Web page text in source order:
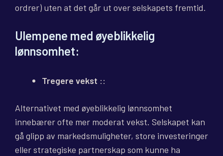
ordrer) uten at det går ut over selskapets fremtid.
Ulempene med øyeblikkelig
lønnsomhet:
Tregere vekst ::
Alternativet med øyeblikkelig lønnsomhet
innebærer ofte mer moderat vekst. Selskapet kan
gå glipp av markedsmuligheter, store investeringer
eller strategiske partnerskap som kunne ha